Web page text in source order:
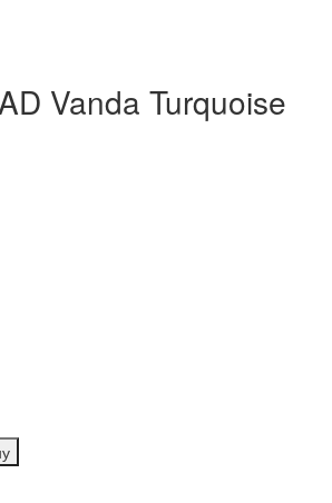
Vanda Turquoise